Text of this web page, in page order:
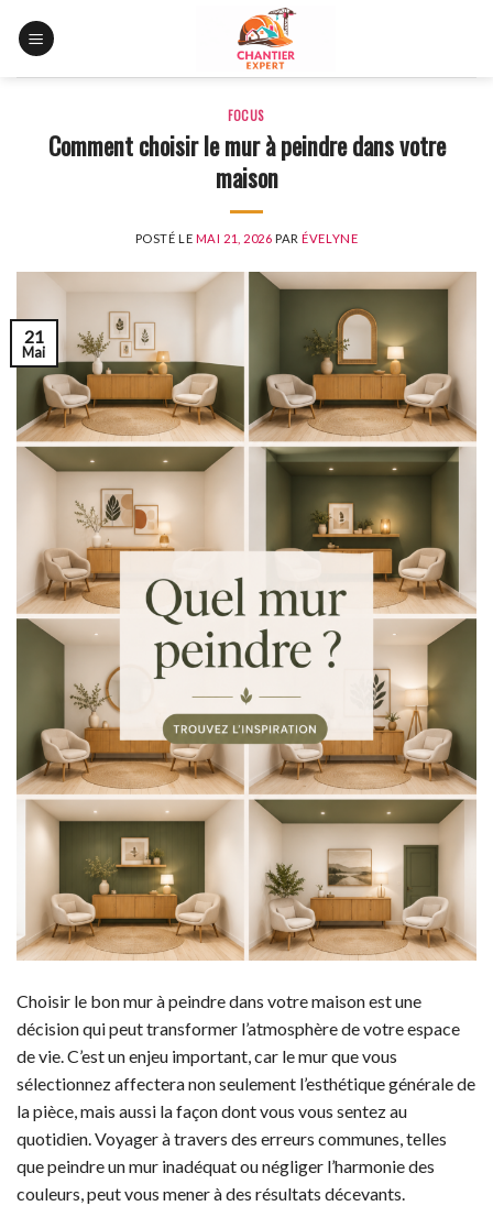
FOCUS
Comment choisir le mur à peindre dans votre
maison
POSTÉ LE MAI 21, 2026 PARÉVELYNE
21
Mai
Choisir le bon mur à peindre dans votre maison est une
décision qui peut transformer l’atmosphère de votre espace
de vie. C’est un enjeu important, car le mur que vous
sélectionnez affectera non seulement l’esthétique générale de
la pièce, mais aussi la façon dont vous vous sentez au
quotidien. Voyager à travers des erreurs communes, telles
que peindre un mur inadéquat ou négliger l’harmonie des
couleurs, peut vous mener à des résultats décevants.